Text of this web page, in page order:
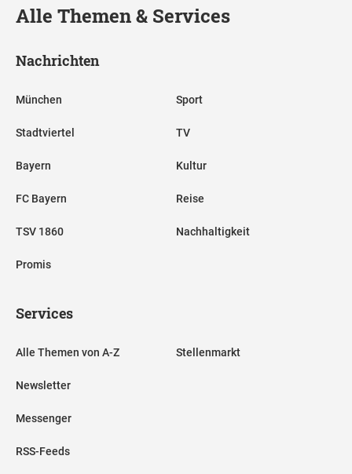
Alle Themen & Services
Nachrichten
München
Stadtviertel
Bayern
FC Bayern
TSV 1860
Promis
Sport
TV
Kultur
Reise
Nachhaltigkeit
Services
Alle Themen von A-Z
Newsletter
Messenger
RSS-Feeds
Stellenmarkt